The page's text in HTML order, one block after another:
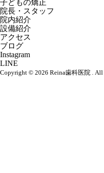
子どもの矯正
院長・スタッフ
院内紹介
設備紹介
アクセス
ブログ
Instagram
LINE
Copyright © 2026 Reina歯科医院 . All